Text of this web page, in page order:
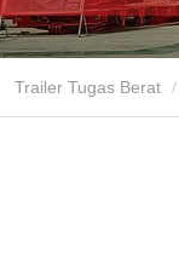
Trailer Tugas Berat